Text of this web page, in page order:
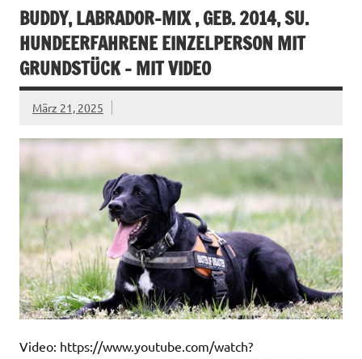
BUDDY, LABRADOR-MIX , GEB. 2014, SU.
HUNDEERFAHRENE EINZELPERSON MIT
GRUNDSTÜCK – MIT VIDEO
März 21, 2025
Video: https://www.youtube.com/watch?